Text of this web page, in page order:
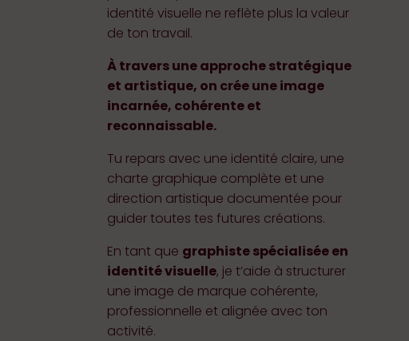
identité visuelle ne reflète plus la valeur
de ton travail.
À travers une approche stratégique
et artistique, on crée une image
incarnée, cohérente et
reconnaissable.
Tu repars avec une identité claire, une
charte graphique complète et une
direction artistique documentée pour
guider toutes tes futures créations.
En tant que graphiste spécialisée en
identité visuelle, je t’aide à structurer
une image de marque cohérente,
professionnelle et alignée avec ton
activité.